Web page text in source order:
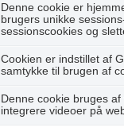
Denne cookie er
brugers unikke
sessionscookies og
Cookien er indstillet af
samtykke til brugen af
Denne cookie bruges
integrere videoer på